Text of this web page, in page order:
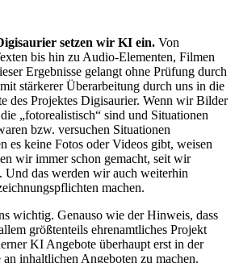
setzen wir KI ein. Von
bis hin zu Audio-Elementen, Filmen
Ergebnisse gelangt ohne Prüfung durch
stärkerer Überarbeitung durch uns in die
des Projektes Digisaurier. Wenn wir Bilder
„fotorealistisch“ sind und Situationen
bzw. versuchen Situationen
es keine Fotos oder Videos gibt, weisen
wir immer schon gemacht, seit wir
Und das werden wir auch weiterhin
machen.
wichtig. Genauso wie der Hinweis, dass
größtenteils ehrenamtliches Projekt
KI Angebote überhaupt erst in der
inhaltlichen Angeboten zu machen.